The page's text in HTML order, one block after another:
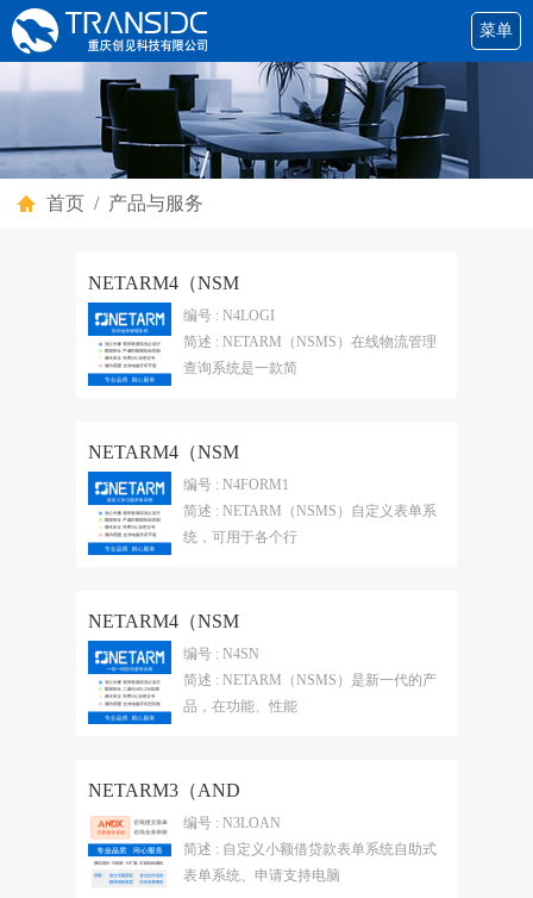
菜单
首页 / 产品与服务
NETARM4（NSM
编号 : N4LOGI
简述 : NETARM（NSMS）在线物流管理
查询系统是一款简
NETARM4（NSM
编号 : N4FORM1
简述 : NETARM（NSMS）自定义表单系
统，可用于各个行
NETARM4（NSM
编号 : N4SN
简述 : NETARM（NSMS）是新一代的产
品，在功能、性能
NETARM3（AND
编号 : N3LOAN
简述 : 自定义小额借贷款表单系统自助式
表单系统、申请支持电脑